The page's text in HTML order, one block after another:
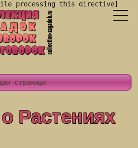
processing this directive]
страница
Растениях